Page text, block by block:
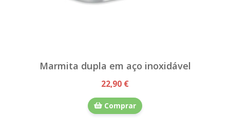
Marmita dupla em aço inoxidável
22,90 €
Comprar